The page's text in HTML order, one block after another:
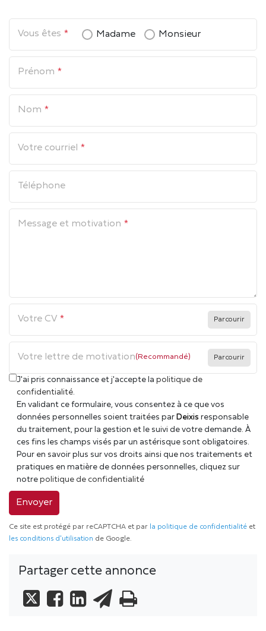
COLLABORATEUR SOCIAL
Collaborateur AUDIT
Digitaliser mon entreprise
Vous êtes Madame Monsieur
Prénom
Nom
Votre courriel
Téléphone
Message et motivation
Votre CV
Votre lettre de motivation(Recommandé)
J'ai pris connaissance et j'accepte la politique de
confidentialité.
En validant ce formulaire, vous consentez à ce que vos
données personnelles soient traitées par Deixis responsable
du traitement, pour la gestion et le suivi de votre demande. À
ces fins les champs visés par un astérisque sont obligatoires.
Pour en savoir plus sur vos droits ainsi que nos traitements et
pratiques en matière de données personnelles, cliquez sur
notre politique de confidentialité
Envoyer
Ce site est protégé par reCAPTCHA et par la politique de confidentialité et
les conditions d'utilisation de Google.
Partager cette annonce